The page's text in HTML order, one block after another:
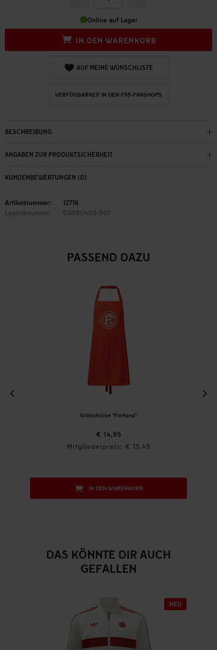
Online auf Lager
IN DEN WARENKORB
AUF MEINE WUNSCHLISTE
VERFÜGBARKEIT IN DEN F95-FANSHOPS
BESCHREIBUNG
ANGABEN ZUR PRODUKTSICHERHEIT
KUNDENBEWERTUNGEN (0)
Artikelnummer: 12716
Logistiknummer: EG000400-001
PASSEND DAZU
Grillschürze "Fortuna"
€ 14,95
Mitgliederpreis: € 13,45
IN DEN WARENKORB
DAS KÖNNTE DIR AUCH
GEFALLEN